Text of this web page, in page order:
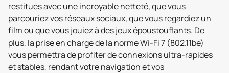
restitués avec une incroyable netteté, que vous
parcouriez vos réseaux sociaux, que vous regardiez un
film ou que vous jouiez à des jeux époustouflants. De
plus, la prise en charge de la norme Wi-Fi 7 (802.11be)
vous permettra de profiter de connexions ultra-rapides
et stables, rendant votre navigation et vos